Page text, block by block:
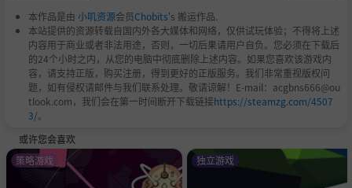
本作品是由 小叽资源会员Chobits's 搬运作品.
本站提供的资源转载自国内外各大媒体和网络，仅供试玩体验；不得将上述
内容用于商业或者非法用途，否则，一切后果请用户自负。您必须在下载后
的24个小时之内，从您的电脑中彻底删除上述内容。如果您喜欢该游戏内
容，请支持正版，购买注册，得到更好的正版服务。我们非常重视版权问
题，如有侵权请邮件与我们联系处理。敬请谅解！E-mail：acgbns666@ou
tlook.com，我们会在第一时间断开下载链接https://steamzg.com/4507
3/。
或许您会喜欢
策略游戏 独立游戏